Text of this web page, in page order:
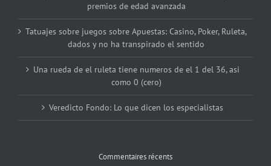
premios de edad avanzada
Tatuajes sobre juegos sobre Apuestas: Casino, Poker, Ruleta,
dados y no ha transpirado el sentido
Una rueda de el ruleta tiene numeros de el 1 del 36, asi
como 0 (cero)
Veredicto Fondo: Lo que dicen los especialistas
Commentaires récents